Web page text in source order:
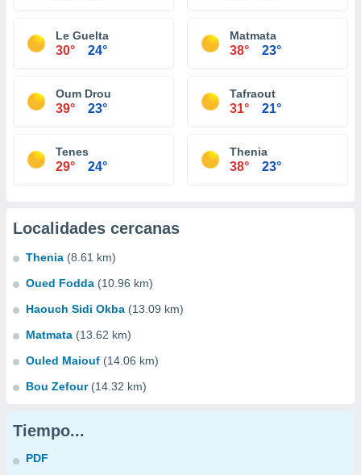
Le Guelta
30° 24°
Matmata
38° 23°
Oum Drou
39° 23°
Tafraout
31° 21°
Tenes
29° 24°
Thenia
38° 23°
Localidades cercanas
Thenia (8.61 km)
Oued Fodda (10.96 km)
Haouch Sidi Okba (13.09 km)
Matmata (13.62 km)
Ouled Maiouf (14.06 km)
Bou Zefour (14.32 km)
Tiempo...
PDF